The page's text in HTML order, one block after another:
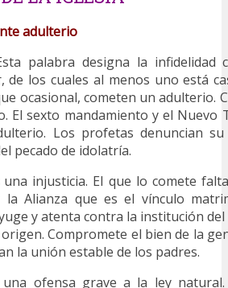
adulterio
palabra designa la infidelidad
de los cuales al menos uno está
ocasional, cometen un adulterio.
El sexto mandamiento y el Nuevo
Los profetas denuncian
pecado de idolatría.
injusticia. El que lo comete
Alianza que es el vínculo
y atenta contra la institución
Compromete el bien de la
la unión estable de los padres.
ofensa grave a la ley